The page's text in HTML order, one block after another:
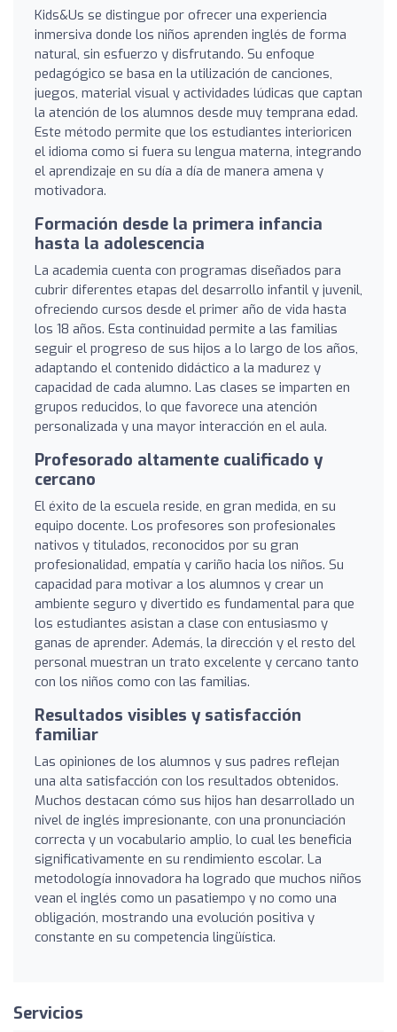
Kids&Us se distingue por ofrecer una experiencia
inmersiva donde los niños aprenden inglés de forma
natural, sin esfuerzo y disfrutando. Su enfoque
pedagógico se basa en la utilización de canciones,
juegos, material visual y actividades lúdicas que captan
la atención de los alumnos desde muy temprana edad.
Este método permite que los estudiantes interioricen
el idioma como si fuera su lengua materna, integrando
el aprendizaje en su día a día de manera amena y
motivadora.
Formación desde la primera infancia
hasta la adolescencia
La academia cuenta con programas diseñados para
cubrir diferentes etapas del desarrollo infantil y juvenil,
ofreciendo cursos desde el primer año de vida hasta
los 18 años. Esta continuidad permite a las familias
seguir el progreso de sus hijos a lo largo de los años,
adaptando el contenido didáctico a la madurez y
capacidad de cada alumno. Las clases se imparten en
grupos reducidos, lo que favorece una atención
personalizada y una mayor interacción en el aula.
Profesorado altamente cualificado y
cercano
El éxito de la escuela reside, en gran medida, en su
equipo docente. Los profesores son profesionales
nativos y titulados, reconocidos por su gran
profesionalidad, empatía y cariño hacia los niños. Su
capacidad para motivar a los alumnos y crear un
ambiente seguro y divertido es fundamental para que
los estudiantes asistan a clase con entusiasmo y
ganas de aprender. Además, la dirección y el resto del
personal muestran un trato excelente y cercano tanto
con los niños como con las familias.
Resultados visibles y satisfacción
familiar
Las opiniones de los alumnos y sus padres reflejan
una alta satisfacción con los resultados obtenidos.
Muchos destacan cómo sus hijos han desarrollado un
nivel de inglés impresionante, con una pronunciación
correcta y un vocabulario amplio, lo cual les beneficia
significativamente en su rendimiento escolar. La
metodología innovadora ha logrado que muchos niños
vean el inglés como un pasatiempo y no como una
obligación, mostrando una evolución positiva y
constante en su competencia lingüística.
Servicios